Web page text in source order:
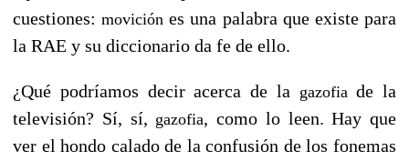
cuestiones:movición es una palabra que existe para
la RAE y su diccionario da fe de ello.
¿Qué podríamos decir acerca de la gazofia de la
televisión? Sí, sí, gazofia, como lo leen. Hay que
ver el hondo calado de la confusión de los fonemas